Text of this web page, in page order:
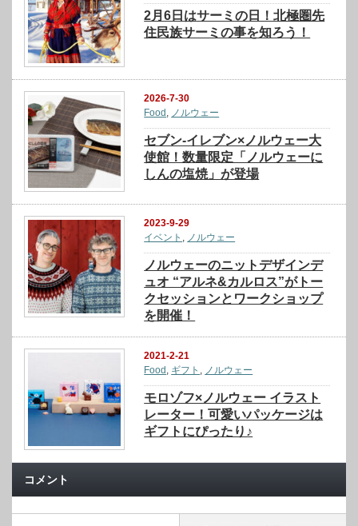
2月6日はサーミの日！北極圏先
住民族サーミの事を知ろう！
2026-7-30
Food , ノルウェー
セブン‐イレブン×ノルウェー大
使館！数量限定「ノルウェーに
しんの塩焼」が登場
2023-9-29
イベント , ノルウェー
ノルウェーのニットデザインデ
ュオ “アルネ&カルロス”がトー
クセッションとワークショップ
を開催！
2021-2-21
Food , ギフト , ノルウェー
モロゾフ×ノルウェー イラスト
レーター！可愛いパッケージは
ギフトにぴったり♪
コメント